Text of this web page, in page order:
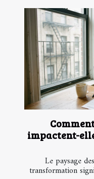
impactent-
Le paysage
transformation